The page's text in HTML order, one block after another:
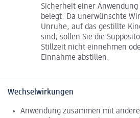
Sicherheit einer
belegt. Da unerwünschte
Unruhe, auf das gestillte
sind, sollen Sie die
Stillzeit nicht einnehmen
Einnahme abstillen.
Wechselwirkungen
Anwendung zusammen mit